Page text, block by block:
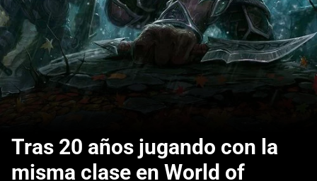
Tras 20 años jugando con la
misma clase en World of